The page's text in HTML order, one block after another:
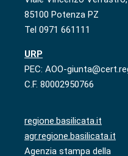
85100 Potenza PZ
Tel 0971 661111
URP
PEC: AOO-
C.F. 80002950766
regione.basilicata.it
agr.regione.basilicata.it
Agenzia stampa della